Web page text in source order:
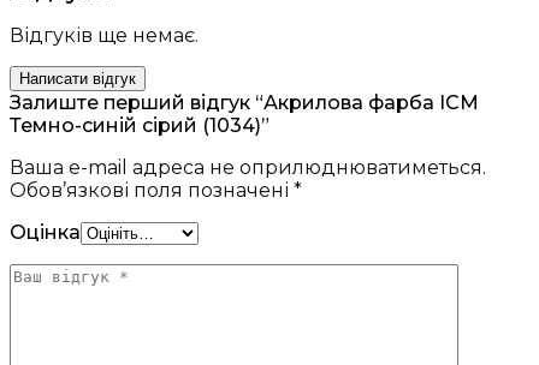
Відгуків ще немає.
Написати відгук
Залиште перший відгук “Акрилова фарба ICM
Темно-синій сірий (1034)”
Ваша e-mail адреса не оприлюднюватиметься.
Обов’язкові поля позначені *
Оцінка